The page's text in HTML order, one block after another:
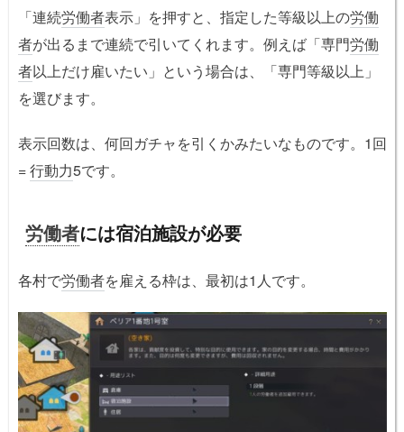
「連続労働者表示」を押すと、指定した等級以上の労働
者が出るまで連続で引いてくれます。例えば「専門労働
者以上だけ雇いたい」という場合は、「専門等級以上」
を選びます。
表示回数は、何回ガチャを引くかみたいなものです。1回
=行動力5です。
労働者には宿泊施設が必要
各村で労働者を雇える枠は、最初は1人です。